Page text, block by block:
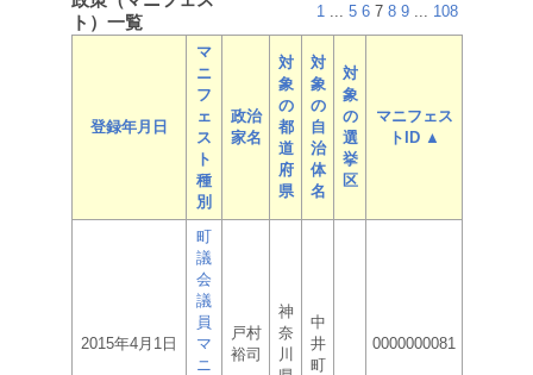
ト）一覧
1 ... 5 6 7 8 9 ... 108
登録年月日
マ
ニ
フ
ェ
ス
ト
種
別
政治
家名
対
象
の
都
道
府
県
対
象
の
自
治
体
名
対
象
の
選
挙
区
マニフェス
トID ▲
2015年4月1日
町
議
会
議
員
マ
ニ
戸村
裕司
神
奈
川
中
井
町
0000000081